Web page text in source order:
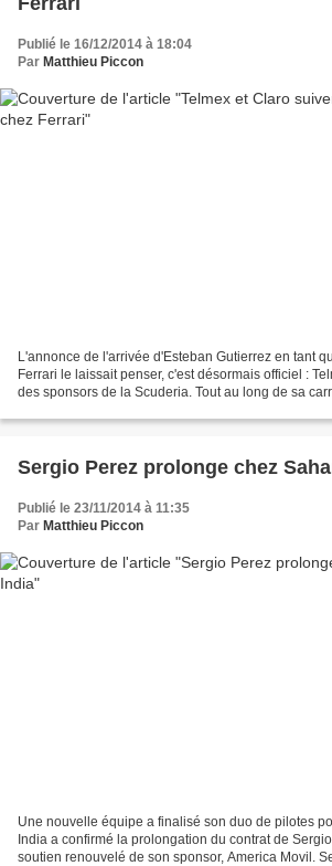
Publié le 16/12/2014 à 18:04
Par Matthieu Piccon
L'annonce de l'arrivée d'Esteban Gutierrez en tant
Ferrari le laissait penser, c'est désormais officiel :
des sponsors de la Scuderia. Tout au long de sa
Sergio Perez prolonge chez
Publié le 23/11/2014 à 11:35
Par Matthieu Piccon
Une nouvelle équipe a finalisé son duo de pilotes
India a confirmé la prolongation du contrat de
soutien renouvelé de son sponsor, America Movil.